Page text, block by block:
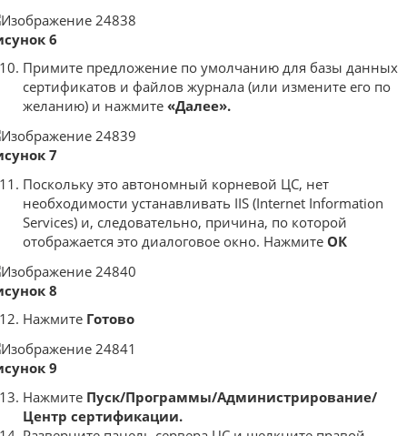
6
Примите предложение по умолчанию для базы данных
сертификатов и файлов журнала (или измените его по
желанию) и нажмите «Далее».
7
Поскольку это автономный корневой ЦС, нет
необходимости устанавливать IIS (Internet Information
Services) и, следовательно, причина, по которой
отображается это диалоговое окно. Нажмите ОК
8
Нажмите Готово
9
Нажмите Пуск/Программы/Администрирование/
Центр сертификации.